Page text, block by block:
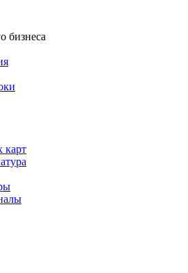
бизнеса
карт